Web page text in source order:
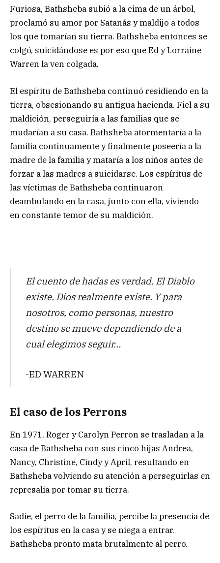
Furiosa, Bathsheba subió a la cima de un árbol,
proclamó su amor por Satanás y maldijo a todos
los que tomarían su tierra. Bathsheba entonces se
colgó, suicidándose es por eso que Ed y Lorraine
Warren la ven colgada.
El espíritu de Bathsheba continuó residiendo en la
tierra, obsesionando su antigua hacienda. Fiel a su
maldición, perseguiría a las familias que se
mudarían a su casa. Bathsheba atormentaría a la
familia continuamente y finalmente poseería a la
madre de la familia y mataría a los niños antes de
forzar a las madres a suicidarse. Los espíritus de
las víctimas de Bathsheba continuaron
deambulando en la casa, junto con ella, viviendo
en constante temor de su maldición.
El cuento de hadas es verdad. El Diablo
existe. Dios realmente existe. Y para
nosotros, como personas, nuestro
destino se mueve dependiendo de a
cual elegimos seguir…
-ED WARREN
El caso de los Perrons
En 1971, Roger y Carolyn Perron se trasladan a la
casa de Bathsheba con sus cinco hijas Andrea,
Nancy, Christine, Cindy y April, resultando en
Bathsheba volviendo su atención a perseguirlas en
represalia por tomar su tierra.
Sadie, el perro de la familia, percibe la presencia de
los espíritus en la casa y se niega a entrar.
Bathsheba pronto mata brutalmente al perro.